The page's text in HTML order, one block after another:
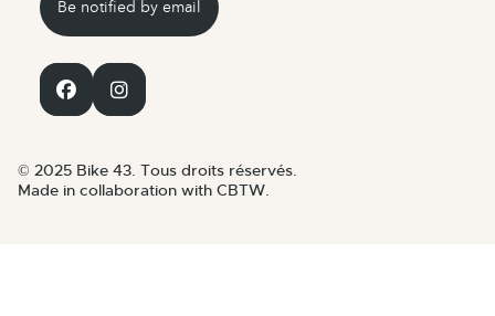
© 2025 Bike 43. Tous droits réservés.
Made in collaboration with CBTW.